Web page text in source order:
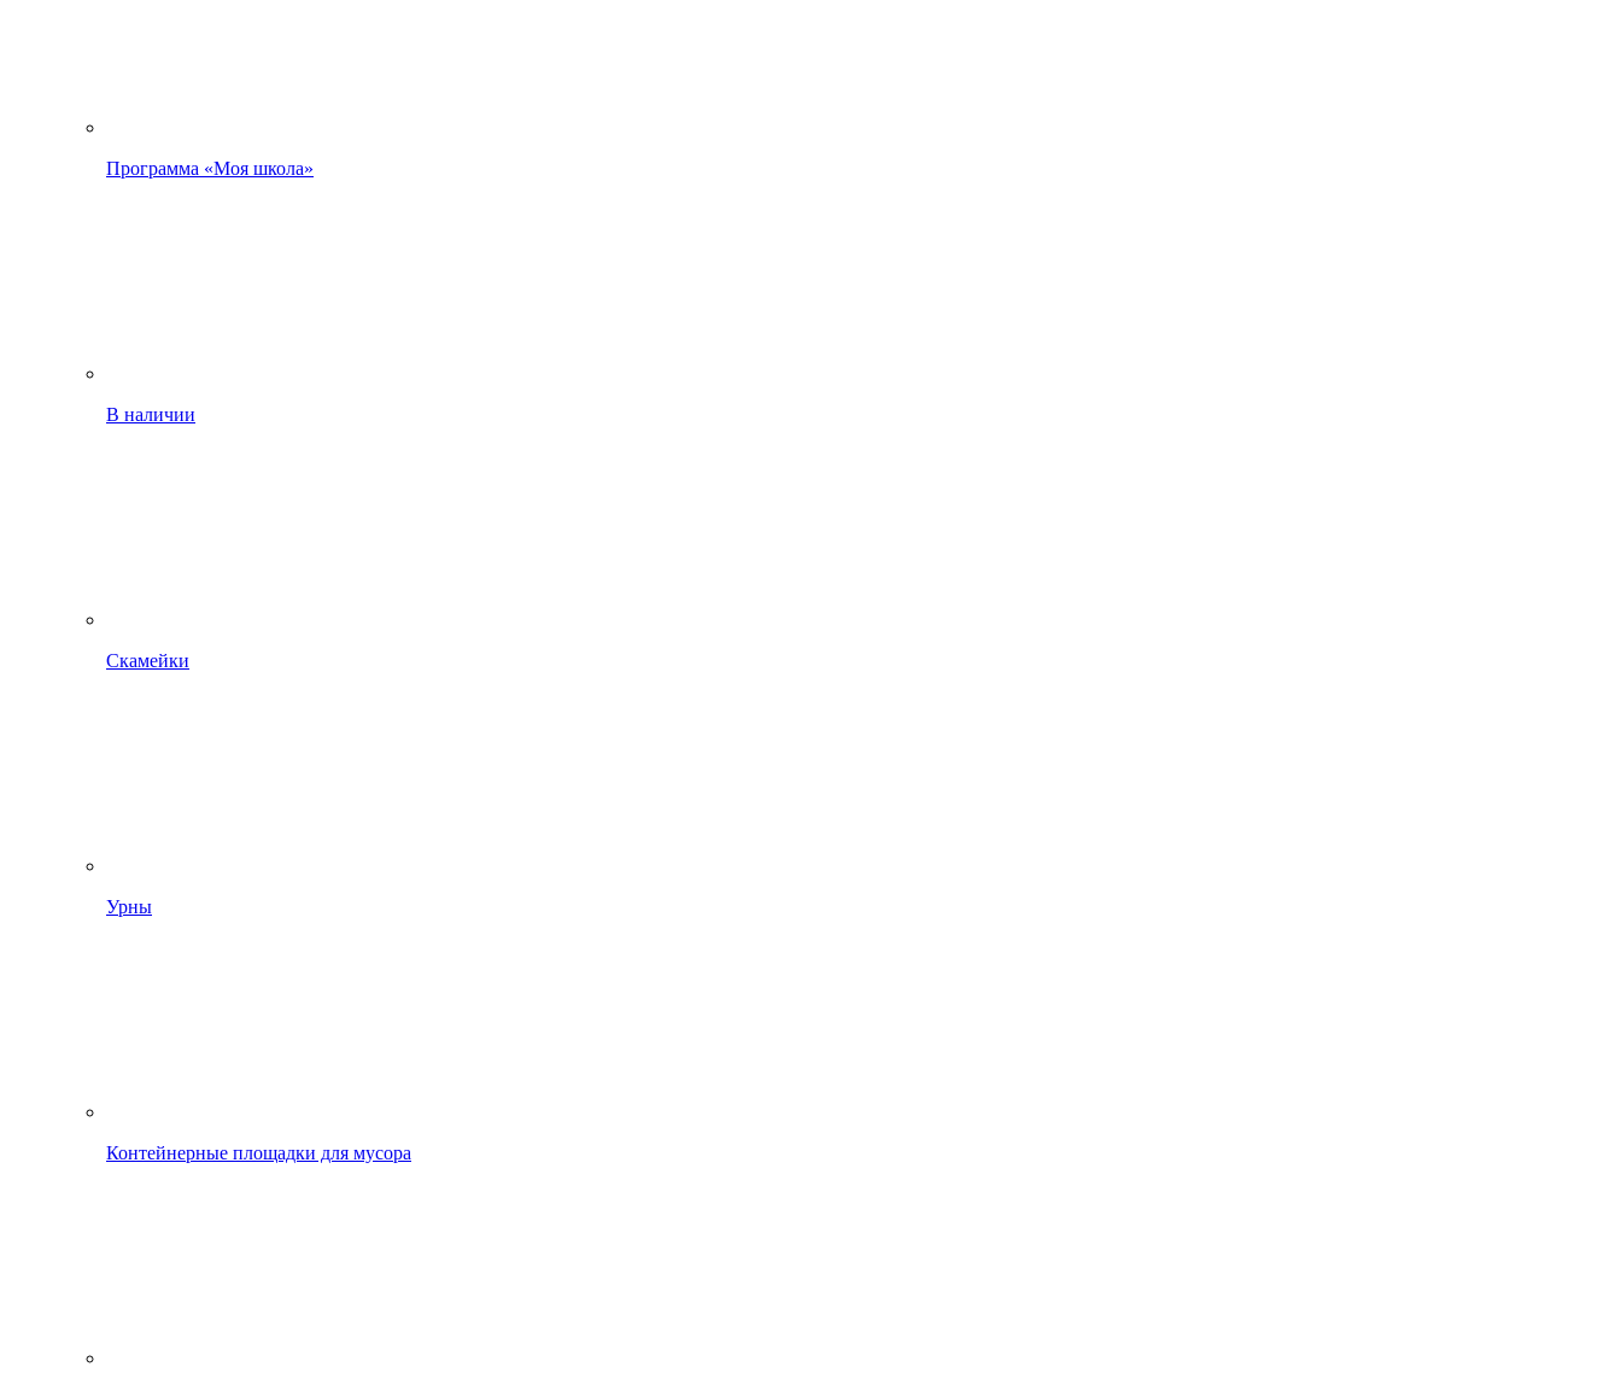
Программа «Моя школа»
В наличии
Скамейки
Урны
Контейнерные площадки для мусора